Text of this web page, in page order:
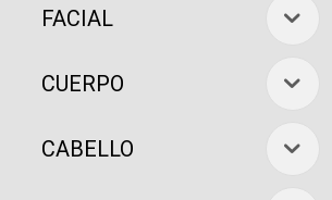
FACIAL
CUERPO
CABELLO